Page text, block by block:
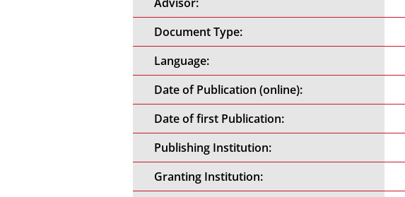
Document Type:
Language:
Date of Publication (online):
Date of first Publication:
Publishing Institution:
Granting Institution: